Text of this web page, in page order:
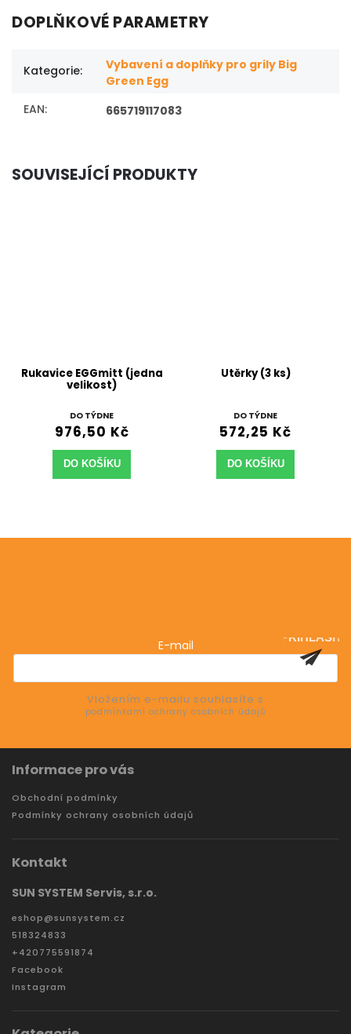
DOPLŇKOVÉ PARAMETRY
Kategorie:
Vybavení a doplňky pro grily Big
Green Egg
EAN: 665719117083
SOUVISEJÍCÍ PRODUKTY
Rukavice EGGmitt (jedna
velikost)
DO TÝDNE
976,50 Kč
DO KOŠÍKU
Utěrky (3 ks)
DO TÝDNE
572,25 Kč
DO KOŠÍKU
E-mail
Vložením e-mailu souhlasíte s
podmínkami ochrany osobních údajů
PŘIHLÁSIT
Informace pro vás
Obchodní podmínky
Podmínky ochrany osobních údajů
Kontakt
SUN SYSTEM Servis, s.r.o.
eshop@sunsystem.cz
518324833
+420775591874
Facebook
Instagram